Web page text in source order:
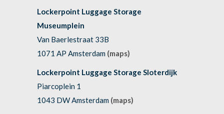
Lockerpoint Luggage Storage
Museumplein
Van Baerlestraat 33B
1071 AP Amsterdam (maps)
Lockerpoint Luggage Storage Sloterdijk
Piarcoplein 1
1043 DW Amsterdam (maps)